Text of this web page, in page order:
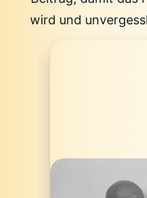
wird und